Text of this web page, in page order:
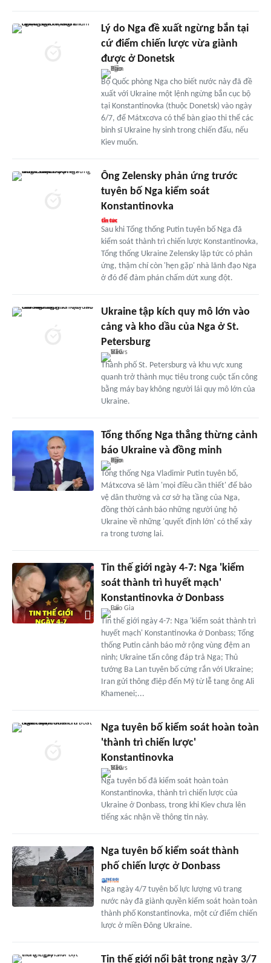
Lý do Nga đề xuất ngừng bắn tại
cứ điểm chiến lược vừa giành
được ở Donetsk
Bộ Quốc phòng Nga cho biết nước này đã đề
xuất với Ukraine một lệnh ngừng bắn cục bộ
tại Konstantinovka (thuộc Donetsk) vào ngày
6/7, để Mátxcơva có thể bàn giao thi thể các
binh sĩ Ukraine hy sinh trong chiến đấu, nếu
Kiev muốn.
Ông Zelensky phản ứng trước
tuyên bố Nga kiểm soát
Konstantinovka
Sau khi Tổng thống Putin tuyên bố Nga đã
kiểm soát thành trì chiến lược Konstantinovka,
Tổng thống Ukraine Zelensky lập tức có phản
ứng, thậm chí còn 'hẹn gặp' nhà lãnh đạo Nga
ở đó để đàm phán chấm dứt xung đột.
Ukraine tập kích quy mô lớn vào
cảng và kho dầu của Nga ở St.
Petersburg
Thành phố St. Petersburg và khu vực xung
quanh trở thành mục tiêu trong cuộc tấn công
bằng máy bay không người lái quy mô lớn của
Ukraine.
Tổng thống Nga thẳng thừng cảnh
báo Ukraine và đồng minh
Tổng thống Nga Vladimir Putin tuyên bố,
Mátxcơva sẽ làm 'mọi điều cần thiết' để bảo
vệ dân thường và cơ sở hạ tầng của Nga,
đồng thời cảnh báo những người ủng hộ
Ukraine về những 'quyết định lớn' có thể xảy
ra trong tương lai.
Tin thế giới ngày 4-7: Nga 'kiểm
soát thành trì huyết mạch'
Konstantinovka ở Donbass
Tin thế giới ngày 4-7: Nga 'kiểm soát thành trì
huyết mạch' Konstantinovka ở Donbass; Tổng
thống Putin cảnh báo mở rộng vùng đệm an
ninh; Ukraine tấn công đáp trả Nga; Thủ
tướng Ba Lan tuyên bố cứng rắn với Ukraine;
Iran gửi thông điệp đến Mỹ từ lễ tang ông Ali
Khamenei;...
Nga tuyên bố kiểm soát hoàn toàn
'thành trì chiến lược'
Konstantinovka
Nga tuyên bố đã kiểm soát hoàn toàn
Konstantinovka, thành trì chiến lược của
Ukraine ở Donbass, trong khi Kiev chưa lên
tiếng xác nhận về thông tin này.
Nga tuyên bố kiểm soát thành
phố chiến lược ở Donbass
Nga ngày 4/7 tuyên bố lực lượng vũ trang
nước này đã giành quyền kiểm soát hoàn toàn
thành phố Konstantinovka, một cứ điểm chiến
lược ở miền Đông Ukraine.
Tin thế giới nổi bật trong ngày 3/7